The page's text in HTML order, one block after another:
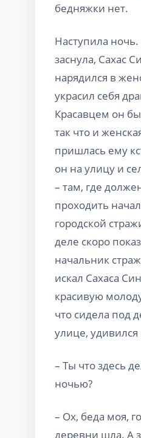
бедняжки нет.
Наступила ночь.
заснула, Сахас
нарядился в
украсил себя
Красавцем он
так что и
пришлась ему
он на улицу и
– там, где
проходить
городской
деле скоро
начальник
искал Сахаса
красивую
что сидела под
улице, удивился
– Ты что здесь
ночью?
– Ох, беда моя,
деревни шла. А